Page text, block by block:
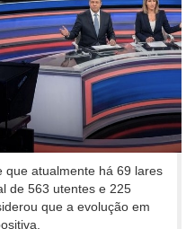
que atualmente há 69 lares
de 563 utentes e 225
que a evolução em